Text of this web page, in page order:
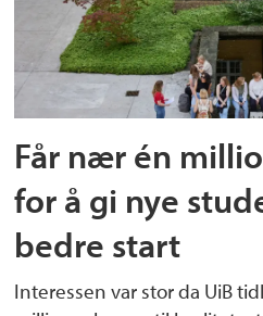
Får nær én
for å gi nye
bedre start
Interessen var stor da UiB